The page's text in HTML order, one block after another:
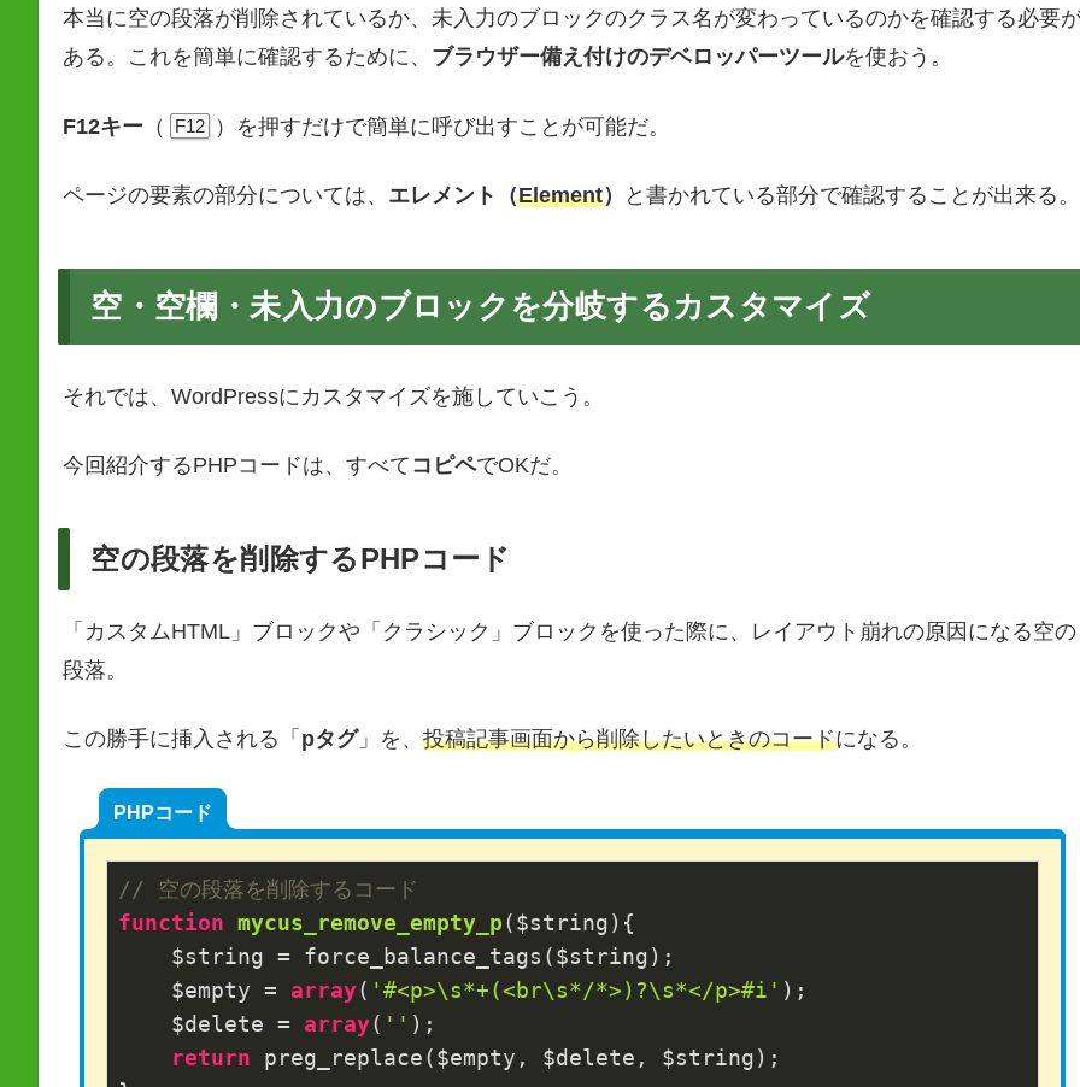
本当に空の段落が削除されているか、未入力のブロックのクラス名が変わっているのかを確認する必要
ある。これを簡単に確認するために、 ブラウザー備え付けのデベロッパーツールを使おう。
F12キー（ F12 ）を押すだけで簡単に呼び出すことが可能だ。
ページの要素の部分については、 エレメント（Element） と書かれている部分で確認することが出来る。
空・空欄・未入力のブロックを分岐するカスタマイズ
それでは、WordPressにカスタマイズを施していこう。
今回紹介するPHPコードは、すべて コピペでOKだ。
空の段落を削除するPHPコード
「カスタムHTML」ブロックや「クラシック」ブロックを使った際に、レイアウト崩れの原因になる空の
段落。
この勝手に挿入される「 pタグ」を、 投稿記事画面から削除したいときのコードになる。
PHPコード
// 空の段落を削除するコード
function mycus_remove_empty_p($string) {
    $string = force_balance_tags($string);
    $empty =
array( '#<p>\s*+(<br\s*/*>)?\s*</p>#i' );
    $delete =
array( '' );
return preg_replace($empty, $delete, $string);